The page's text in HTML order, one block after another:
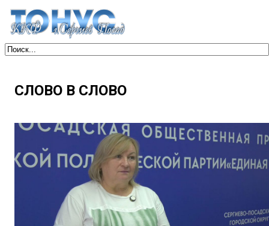
СЛОВО В СЛОВО